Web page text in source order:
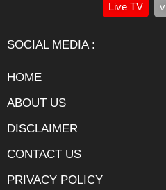
Live TV
SOCIAL MEDIA :
HOME
ABOUT US
DISCLAIMER
CONTACT US
PRIVACY POLICY